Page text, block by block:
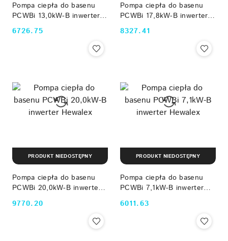
Pompa ciepła do basenu
PCWBi 13,0kW-B inwerter
Hewalex
Cena:
6726.75
Pompa ciepła do basenu
PCWBi 17,8kW-B inwerter
Hewalex
Cena:
8327.41
Pompa ciepła do basenu
PCWBi 20,0kW-B inwerter
Hewalex
Cena:
9770.20
PRODUKT NIEDOSTĘPNY
Pompa ciepła do basenu
PCWBi 7,1kW-B inwerter
Hewalex
Cena:
6011.63
PRODUKT NIEDOSTĘPNY